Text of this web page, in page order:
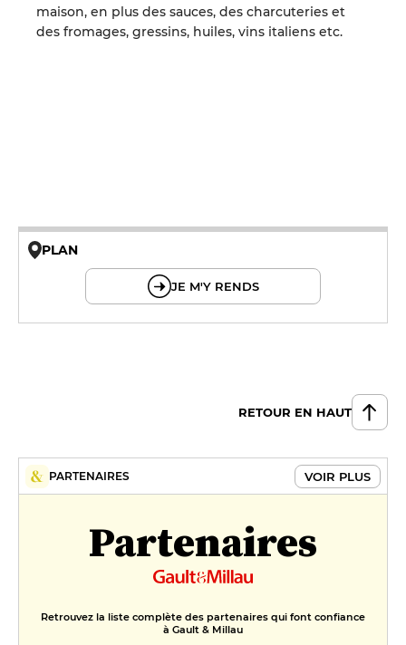
maison, en plus des sauces, des charcuteries et
des fromages, gressins, huiles, vins italiens etc.
PLAN
JE M'Y RENDS
RETOUR EN HAUT
PARTENAIRES VOIR PLUS
Partenaires
Retrouvez la liste complète des partenaires qui font confiance
à Gault & Millau